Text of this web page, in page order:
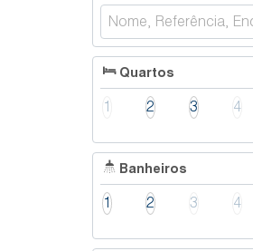
Navegantes (3)
Pamplona (1)
Progresso (1)
Santana (5)
Sumaré (2)
Valada Itoupava (1)
Valada São Paulo (3)
Ibirama (2)
Quartos
1 2 3 4
Banheiros
1 2 3 4